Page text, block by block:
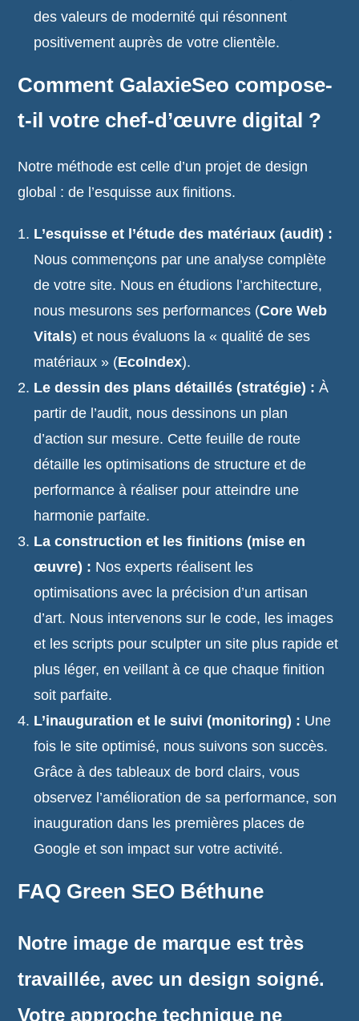
des valeurs de modernité qui résonnent
positivement auprès de votre clientèle.
Comment GalaxieSeo compose-
t-il votre chef-d’œuvre digital ?
Notre méthode est celle d’un projet de design
global : de l’esquisse aux finitions.
L’esquisse et l’étude des matériaux (audit) :
Nous commençons par une analyse complète
de votre site. Nous en étudions l’architecture,
nous mesurons ses performances (Core Web
Vitals) et nous évaluons la « qualité de ses
matériaux » (EcoIndex).
Le dessin des plans détaillés (stratégie) : À
partir de l’audit, nous dessinons un plan
d’action sur mesure. Cette feuille de route
détaille les optimisations de structure et de
performance à réaliser pour atteindre une
harmonie parfaite.
La construction et les finitions (mise en
œuvre) : Nos experts réalisent les
optimisations avec la précision d’un artisan
d’art. Nous intervenons sur le code, les images
et les scripts pour sculpter un site plus rapide et
plus léger, en veillant à ce que chaque finition
soit parfaite.
L’inauguration et le suivi (monitoring) : Une
fois le site optimisé, nous suivons son succès.
Grâce à des tableaux de bord clairs, vous
observez l’amélioration de sa performance, son
inauguration dans les premières places de
Google et son impact sur votre activité.
FAQ Green SEO Béthune
Notre image de marque est très
travaillée, avec un design soigné.
Votre approche technique ne